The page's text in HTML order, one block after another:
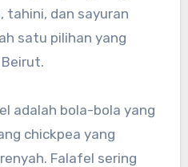
tahini, dan sayuran
satu pilihan yang
adalah bola-bola yang
chickpea yang
Falafel sering